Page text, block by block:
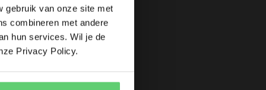
gebruik van onze site met
combineren met andere
hun services. Wil je de
Privacy Policy.
aanmaak van rode
helpt vitamine